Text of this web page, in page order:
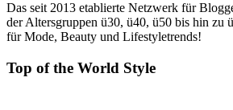
Das seit 2013 etablierte Netzwerk für
der Altersgruppen ü30, ü40, ü50 bis hin zu
für Mode, Beauty und Lifestyletrends!
Top of the World Style